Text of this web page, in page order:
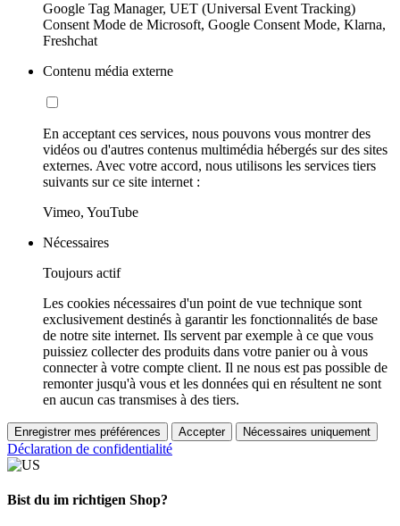
Google Tag Manager, UET (Universal Event Tracking)
Consent Mode de Microsoft, Google Consent Mode, Klarna,
Freshchat
Contenu média externe
En acceptant ces services, nous pouvons vous montrer des
vidéos ou d'autres contenus multimédia hébergés sur des sites
externes. Avec votre accord, nous utilisons les services tiers
suivants sur ce site internet :
Vimeo, YouTube
Nécessaires
Toujours actif
Les cookies nécessaires d'un point de vue technique sont
exclusivement destinés à garantir les fonctionnalités de base
de notre site internet. Ils servent par exemple à ce que vous
puissiez collecter des produits dans votre panier ou à vous
connecter à votre compte client. Il ne nous est pas possible de
remonter jusqu'à vous et les données qui en résultent ne sont
en aucun cas transmises à des tiers.
Enregistrer mes préférences Accepter Nécessaires uniquement
Déclaration de confidentialité
Bist du im richtigen Shop?